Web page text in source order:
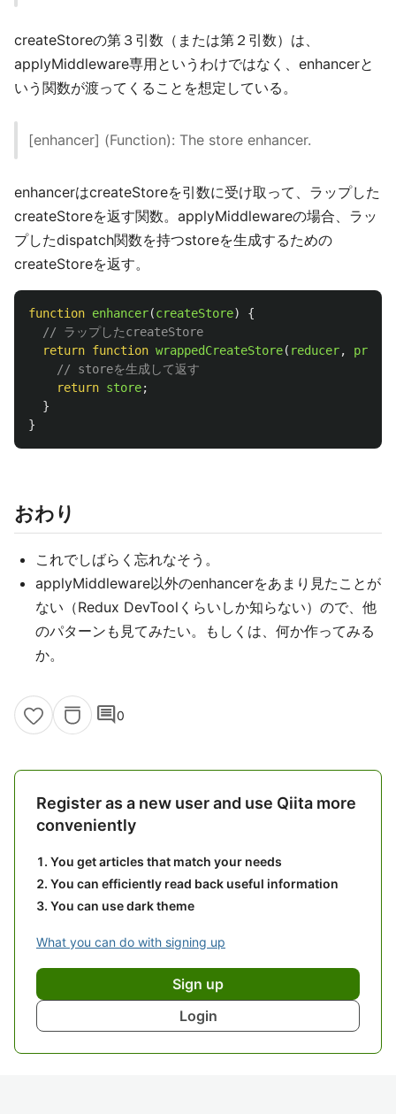
createStoreの第３引数（または第２引数）は、
applyMiddleware専用というわけではなく、enhancerと
いう関数が渡ってくることを想定している。
[enhancer] (Function): The store enhancer.
enhancerはcreateStoreを引数に受け取って、ラップした
createStoreを返す関数。applyMiddlewareの場合、ラッ
プしたdispatch関数を持つstoreを生成するための
createStoreを返す。
function enhancer(createStore)
{
// ラップしたcreateStore
return function wrappedCreateStore( reducer,
// storeを生成して返す
return store;
}
}
おわり
これでしばらく忘れなそう。
applyMiddleware以外のenhancerをあまり見たことが
ない（Redux DevToolくらいしか知らない）ので、他
のパターンも見てみたい。もしくは、何か作ってみる
か。
comment0
Register as a new user and use Qiita more
conveniently
You get articles that match your needs
You can efficiently read back useful information
You can use dark theme
What you can do with signing up
Sign up
Login